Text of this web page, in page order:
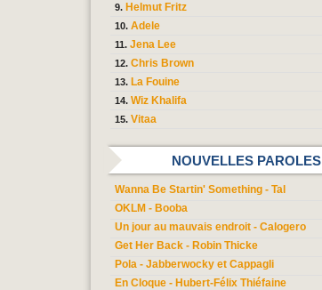
Helmut Fritz
Adele
Jena Lee
Chris Brown
La Fouine
Wiz Khalifa
Vitaa
NOUVELLES PAROLES
Wanna Be Startin' Something - Tal
OKLM - Booba
Un jour au mauvais endroit - Calogero
Get Her Back - Robin Thicke
Pola - Jabberwocky et Cappagli
En Cloque - Hubert-Félix Thiéfaine